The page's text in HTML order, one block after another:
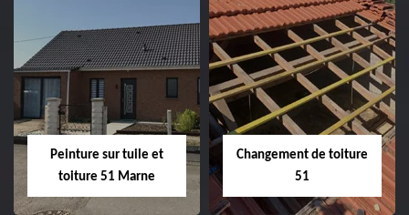
Peintre et peinture
de façade 51
Hydrofuge toiture
51
Peinture sur tuile et
toiture 51 Marne
Changement de toiture
51